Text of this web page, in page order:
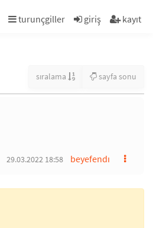
turunçgiller giriş kayıt
sıralama sayfa sonu
beyefendı
29.03.2022 18:58